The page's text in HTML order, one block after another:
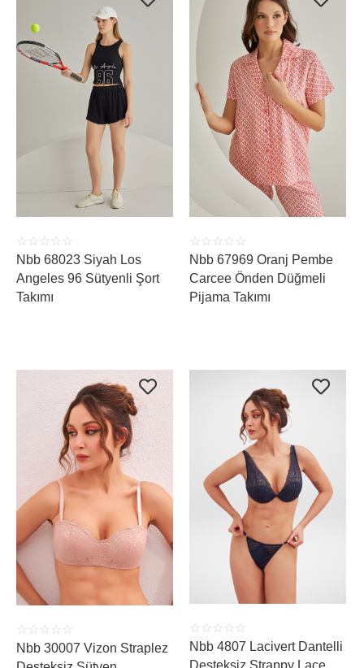
ÜRÜNÜ İNCELE
☆ ☆ ☆ ☆ ☆
Nbb 68023 Siyah Los
Angeles 96 Sütyenli Şort
Takımı
ÜRÜNÜ İNCELE
☆ ☆ ☆ ☆ ☆
Nbb 67969 Oranj Pembe
Carcee Önden Düğmeli
Pijama Takımı
ÜRÜNÜ İNCELE
☆ ☆ ☆ ☆ ☆
Nbb 30007 Vizon Straplez
ÜRÜNÜ İNCELE
☆ ☆ ☆ ☆ ☆
Nbb 4807 Lacivert Dantelli
Desteksiz Strappy Lace